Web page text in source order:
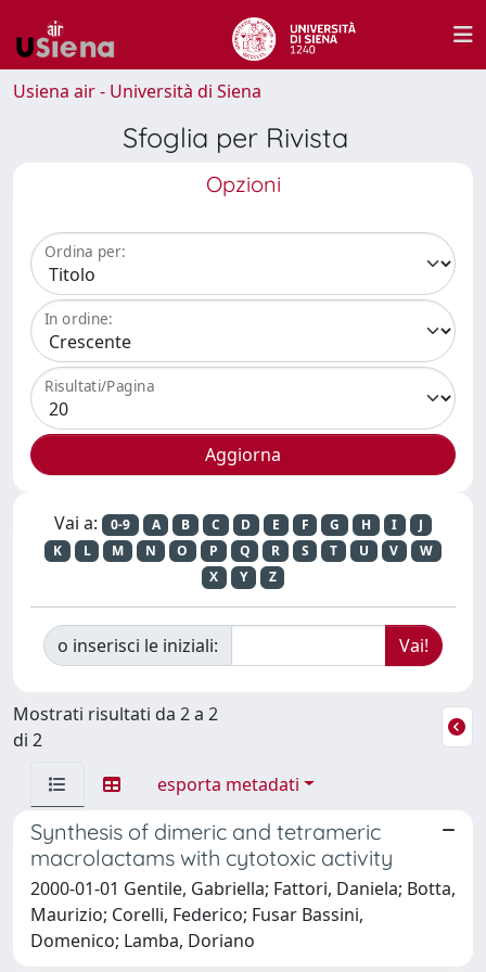
Usiena air - Università di Siena
Sfoglia per Rivista
Opzioni
Ordina per:
In ordine:
Risultati/Pagina
Vai a: 0-9 A B C D E F G H I
J
K
L M N O P Q R S T U V
W
X
Y Z
o inserisci le iniziali:
Mostrati risultati da 2 a 2
di 2
esporta metadati
Synthesis of dimeric and tetrameric
macrolactams with cytotoxic activity
2000-01-01 Gentile, Gabriella; Fattori, Daniela; Botta,
Maurizio; Corelli, Federico; Fusar Bassini,
Domenico; Lamba, Doriano